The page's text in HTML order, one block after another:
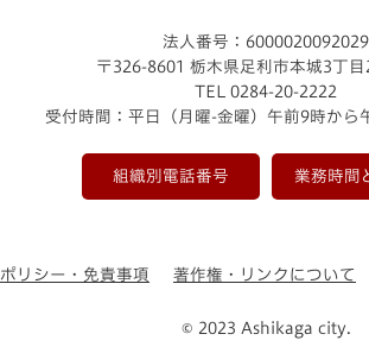
法人番号：6000020092029
〒326-8601 栃木県足利市本城3丁目
TEL 0284-20-2222
受付時間：平日（月曜-金曜）午前9時から
組織別電話番号 業務時間
リシー・免責事項 著作権・リンクについて
© 2023 Ashikaga city.